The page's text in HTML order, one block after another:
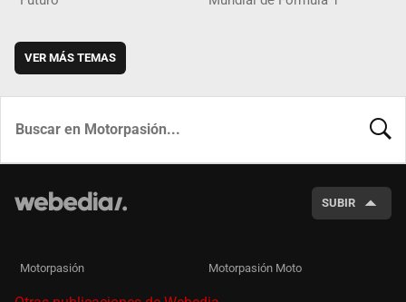
VER MÁS TEMAS
SUBIR
Motorpasión Motorpasión Moto